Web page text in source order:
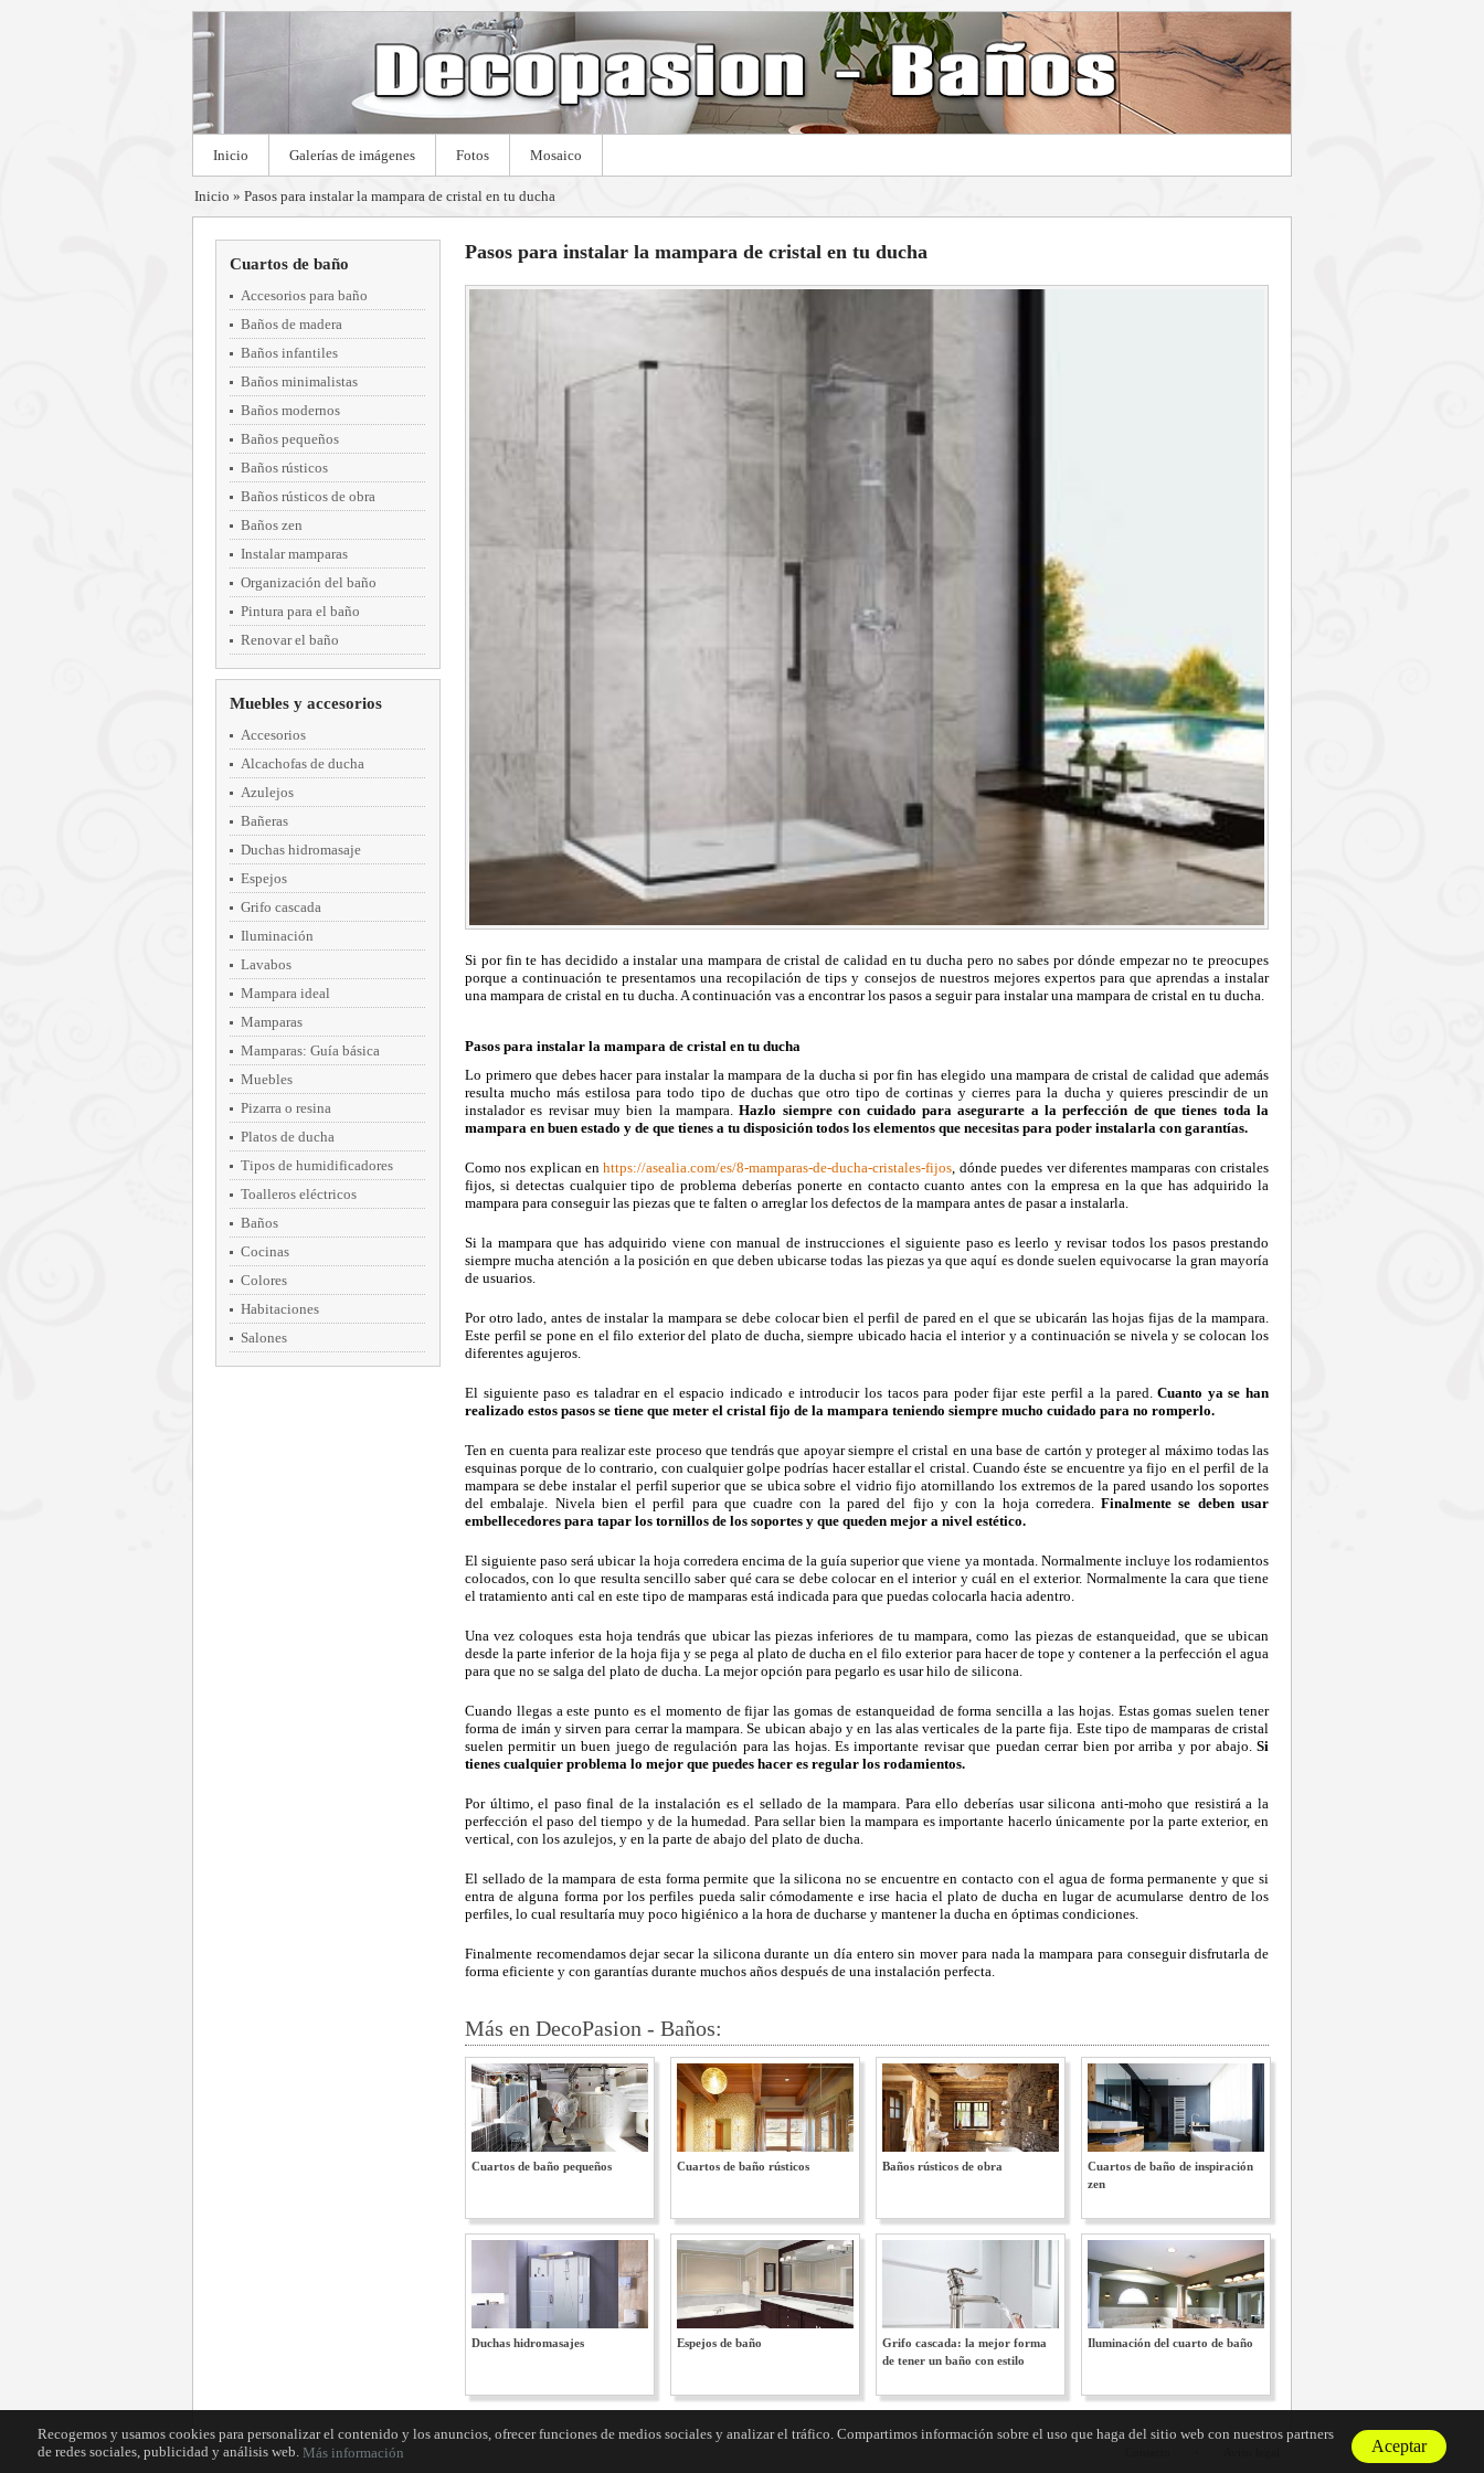
Inicio Galerías de imágenes Fotos Mosaico
Inicio » Pasos para instalar la mampara de cristal en tu ducha
Cuartos de baño
Accesorios para baño
Baños de madera
Baños infantiles
Baños minimalistas
Baños modernos
Baños pequeños
Baños rústicos
Baños rústicos de obra
Baños zen
Instalar mamparas
Organización del baño
Pintura para el baño
Renovar el baño
Muebles y accesorios
Accesorios
Alcachofas de ducha
Azulejos
Bañeras
Duchas hidromasaje
Espejos
Grifo cascada
Iluminación
Lavabos
Mampara ideal
Mamparas
Mamparas: Guía básica
Muebles
Pizarra o resina
Platos de ducha
Tipos de humidificadores
Toalleros eléctricos
Baños
Cocinas
Colores
Habitaciones
Salones
Pasos para instalar la mampara de cristal en tu ducha
Si por fin te has decidido a instalar una mampara de cristal de calidad en tu ducha pero no sabes por dónde empezar no te preocupes
porque a continuación te presentamos una recopilación de tips y consejos de nuestros mejores expertos para que aprendas a instalar
una mampara de cristal en tu ducha. A continuación vas a encontrar los pasos a seguir para instalar una mampara de cristal en tu ducha.
Pasos para instalar la mampara de cristal en tu ducha
Lo primero que debes hacer para instalar la mampara de la ducha si por fin has elegido una mampara de cristal de calidad que además
resulta mucho más estilosa para todo tipo de duchas que otro tipo de cortinas y cierres para la ducha y quieres prescindir de un
instalador es revisar muy bien la mampara.Hazlo siempre con cuidado para asegurarte a la perfección de que tienes toda la
mampara en buen estado y de que tienes a tu disposición todos los elementos que necesitas para poder instalarla con garantías.
Como nos explican enhttps://asealia.com/es/8-mamparas-de-ducha-cristales-fijos, dónde puedes ver diferentes mamparas con cristales
fijos, si detectas cualquier tipo de problema deberías ponerte en contacto cuanto antes con la empresa en la que has adquirido la
mampara para conseguir las piezas que te falten o arreglar los defectos de la mampara antes de pasar a instalarla.
Si la mampara que has adquirido viene con manual de instrucciones el siguiente paso es leerlo y revisar todos los pasos prestando
siempre mucha atención a la posición en que deben ubicarse todas las piezas ya que aquí es donde suelen equivocarse la gran mayoría
de usuarios.
Por otro lado, antes de instalar la mampara se debe colocar bien el perfil de pared en el que se ubicarán las hojas fijas de la mampara.
Este perfil se pone en el filo exterior del plato de ducha, siempre ubicado hacia el interior y a continuación se nivela y se colocan los
diferentes agujeros.
El siguiente paso es taladrar en el espacio indicado e introducir los tacos para poder fijar este perfil a la pared.Cuanto ya se han
realizado estos pasos se tiene que meter el cristal fijo de la mampara teniendo siempre mucho cuidado para no romperlo.
Ten en cuenta para realizar este proceso que tendrás que apoyar siempre el cristal en una base de cartón y proteger al máximo todas las
esquinas porque de lo contrario, con cualquier golpe podrías hacer estallar el cristal. Cuando éste se encuentre ya fijo en el perfil de la
mampara se debe instalar el perfil superior que se ubica sobre el vidrio fijo atornillando los extremos de la pared usando los soportes
del embalaje. Nivela bien el perfil para que cuadre con la pared del fijo y con la hoja corredera.Finalmente se deben usar
embellecedores para tapar los tornillos de los soportes y que queden mejor a nivel estético.
El siguiente paso será ubicar la hoja corredera encima de la guía superior que viene ya montada. Normalmente incluye los rodamientos
colocados, con lo que resulta sencillo saber qué cara se debe colocar en el interior y cuál en el exterior. Normalmente la cara que tiene
el tratamiento anti cal en este tipo de mamparas está indicada para que puedas colocarla hacia adentro.
Una vez coloques esta hoja tendrás que ubicar las piezas inferiores de tu mampara, como las piezas de estanqueidad, que se ubican
desde la parte inferior de la hoja fija y se pega al plato de ducha en el filo exterior para hacer de tope y contener a la perfección el agua
para que no se salga del plato de ducha. La mejor opción para pegarlo es usar hilo de silicona.
Cuando llegas a este punto es el momento de fijar las gomas de estanqueidad de forma sencilla a las hojas. Estas gomas suelen tener
forma de imán y sirven para cerrar la mampara. Se ubican abajo y en las alas verticales de la parte fija. Este tipo de mamparas de cristal
suelen permitir un buen juego de regulación para las hojas. Es importante revisar que puedan cerrar bien por arriba y por abajo. Si
tienes cualquier problema lo mejor que puedes hacer es regular los rodamientos.
Por último, el paso final de la instalación es el sellado de la mampara. Para ello deberías usar silicona anti-moho que resistirá a la
perfección el paso del tiempo y de la humedad. Para sellar bien la mampara es importante hacerlo únicamente por la parte exterior, en
vertical, con los azulejos, y en la parte de abajo del plato de ducha.
El sellado de la mampara de esta forma permite que la silicona no se encuentre en contacto con el agua de forma permanente y que si
entra de alguna forma por los perfiles pueda salir cómodamente e irse hacia el plato de ducha en lugar de acumularse dentro de los
perfiles, lo cual resultaría muy poco higiénico a la hora de ducharse y mantener la ducha en óptimas condiciones.
Finalmente recomendamos dejar secar la silicona durante un día entero sin mover para nada la mampara para conseguir disfrutarla de
forma eficiente y con garantías durante muchos años después de una instalación perfecta.
Más en DecoPasion - Baños:
Cuartos de baño pequeños Cuartos de baño rústicos Baños rústicos de obra
Cuartos de baño de inspiración
zen
Duchas hidromasajes Espejos de baño
Grifo cascada: la mejor forma
de tener un baño con estilo
Iluminación del cuarto de baño
Aceptar
Recogemos y usamos cookies para personalizar el contenido y los anuncios, ofrecer funciones de medios sociales y analizar el tráfico. Compartimos información sobre el uso que haga del sitio web con nuestros partners
de redes sociales, publicidad y análisis web. Más información